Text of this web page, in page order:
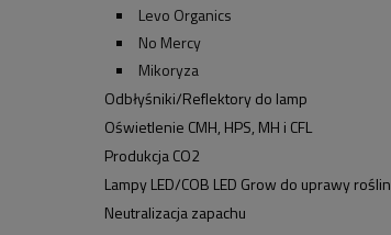
Levo Organics
No Mercy
Mikoryza
Odbłyśniki/Reflektory do lamp
Oświetlenie CMH, HPS, MH i CFL
Produkcja CO2
Lampy LED/COB LED Grow do uprawy roślin
Neutralizacja zapachu